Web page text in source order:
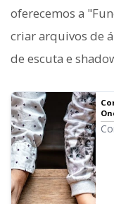
oferecemos a
criar arquivos de
de escuta e